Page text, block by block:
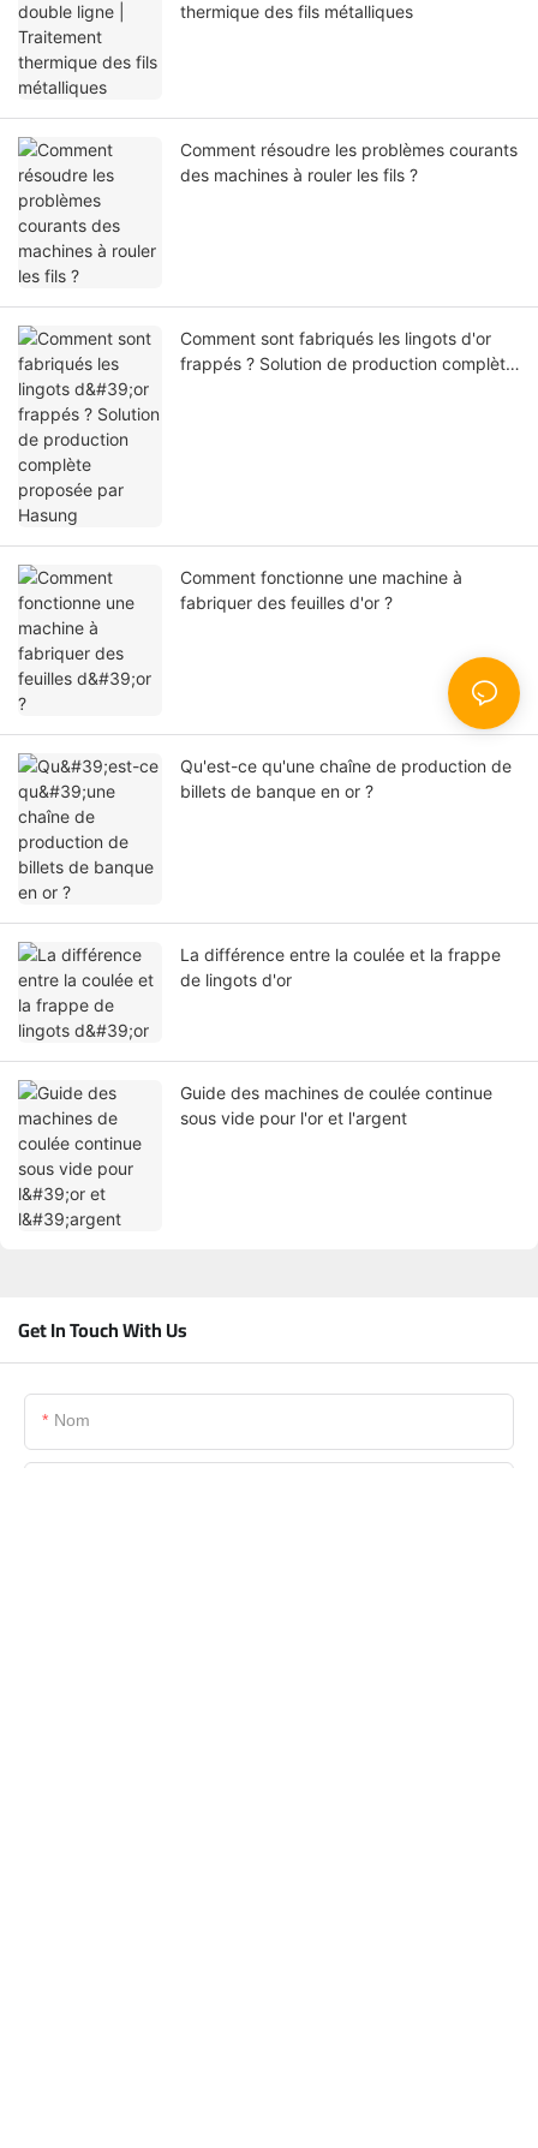
thermique des fils métalliques
Comment résoudre les problèmes courants
des machines à rouler les fils ?
Comment sont fabriqués les lingots d'or
frappés ? Solution de production complète
Comment fonctionne une machine à
fabriquer des feuilles d'or ?
Qu'est-ce qu'une chaîne de production de
billets de banque en or ?
La différence entre la coulée et la frappe
de lingots d'or
Guide des machines de coulée continue
sous vide pour l'or et l'argent
Get In Touch With Us
Nom